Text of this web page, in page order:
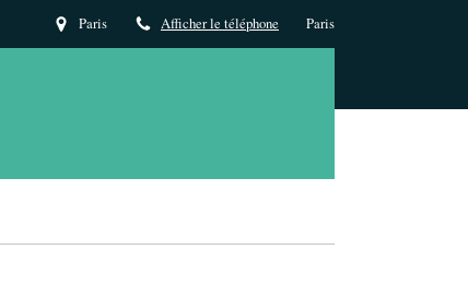
Paris
Afficher le téléphone
Paris